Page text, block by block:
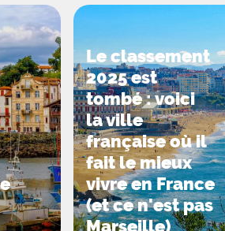
pendant des heures. Un jeu
présent pour le plus grand
Au sein du camping La Truite, les
la possibilité de faire des
basket pendant que certains
badminton, à la pétanque ou au
Pays Basque
les campeurs pourront apprécier
emplacements spacieux, plats et
Le classement
2025 est
tombé : voici
la ville
française où il
fait le mieux
vivre en France
(et ce n'est pas
Marseille)